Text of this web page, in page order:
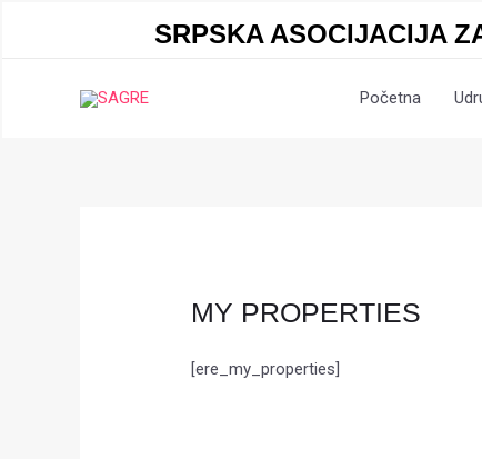
SRPSKA ASOCIJACIJA
Početna
MY PROPERTIES
[ere_my_properties]